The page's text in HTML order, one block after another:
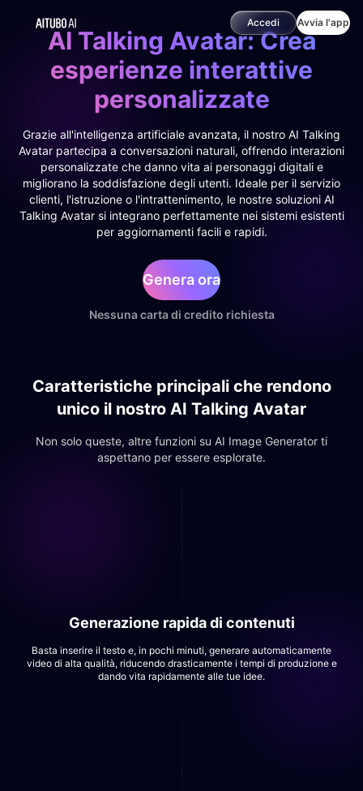
Accedi Avvia l'app
AI Talking Avatar: Crea
esperienze interattive
personalizzate
Grazie all'intelligenza artificiale avanzata, il nostro AI Talking
Avatar partecipa a conversazioni naturali, offrendo interazioni
personalizzate che danno vita ai personaggi digitali e
migliorano la soddisfazione degli utenti. Ideale per il servizio
clienti, l'istruzione o l'intrattenimento, le nostre soluzioni AI
Talking Avatar si integrano perfettamente nei sistemi esistenti
per aggiornamenti facili e rapidi.
Genera ora
Nessuna carta di credito richiesta
Caratteristiche principali che rendono
unico il nostro AI Talking Avatar
Non solo queste, altre funzioni su AI Image Generator ti
aspettano per essere esplorate.
Generazione rapida di contenuti
Basta inserire il testo e, in pochi minuti, generare automaticamente
video di alta qualità, riducendo drasticamente i tempi di produzione e
dando vita rapidamente alle tue idee.